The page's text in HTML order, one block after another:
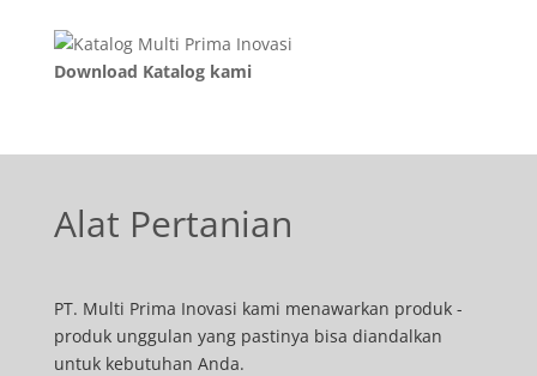
Download Katalog kami
Alat Pertanian
PT. Multi Prima Inovasi kami menawarkan produk -
produk unggulan yang pastinya bisa diandalkan
untuk kebutuhan Anda.